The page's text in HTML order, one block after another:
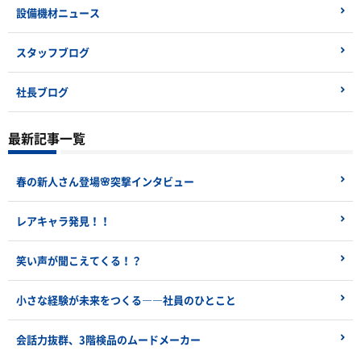
設備機材ニュース
スタッフブログ
社長ブログ
最新記事一覧
春の新人さん登場🌸突撃インタビュー
レアキャラ発見！！
笑い声が聞こえてくる！？
小さな経験が未来をつくる――社員のひとこと
会話力抜群、3階検品のムードメーカー